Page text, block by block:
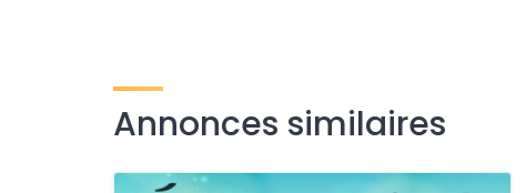
Annonces similaires